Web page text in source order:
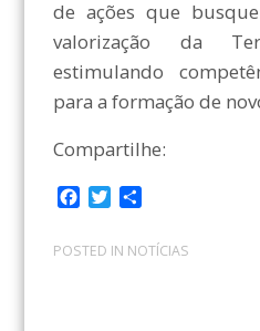
de ações que
valorização da
estimulando
para a formação de
Compartilhe:
c
e
i
t
m
p
POSTED IN NOTÍCIAS